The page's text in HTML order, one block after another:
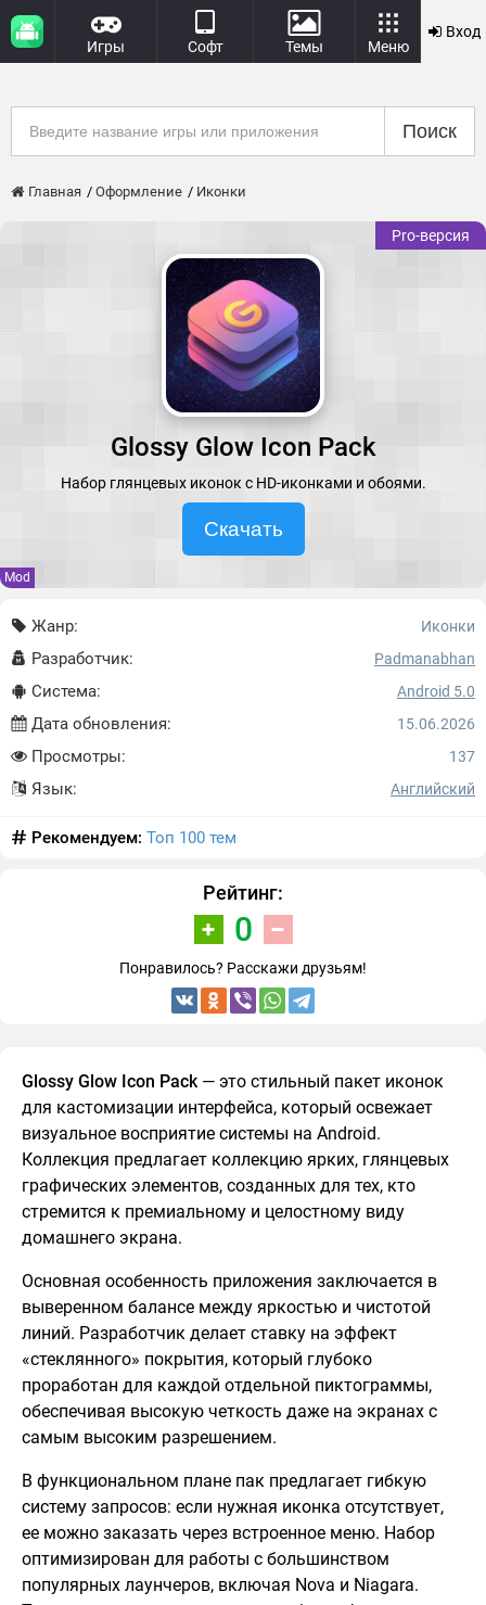
Игры Софт Темы Меню
Вход
Поиск
Главная Оформление Иконки
Pro-версия
Glossy Glow Icon Pack
Набор глянцевых иконок с HD-иконками и обоями.
Скачать
Mod
Жанр: Иконки
Разработчик: Padmanabhan
Система: Android 5.0
Дата обновления: 15.06.2026
Просмотры: 137
Язык: Английский
Рекомендуем: Топ 100 тем
Рейтинг:
0
Понравилось? Расскажи друзьям!
Glossy Glow Icon Pack— это стильный пакет иконок
для кастомизации интерфейса, который освежает
визуальное восприятие системы на Android.
Коллекция предлагает коллекцию ярких, глянцевых
графических элементов, созданных для тех, кто
стремится к премиальному и целостному виду
домашнего экрана.
Основная особенность приложения заключается в
выверенном балансе между яркостью и чистотой
линий. Разработчик делает ставку на эффект
«стеклянного» покрытия, который глубоко
проработан для каждой отдельной пиктограммы,
обеспечивая высокую четкость даже на экранах с
самым высоким разрешением.
В функциональном плане пак предлагает гибкую
систему запросов: если нужная иконка отсутствует,
ее можно заказать через встроенное меню. Набор
оптимизирован для работы с большинством
популярных лаунчеров, включая Nova и Niagara.